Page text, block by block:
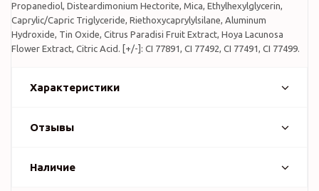
Propanediol, Disteardimonium Hectorite, Mica, Ethylhexylglycerin,
Caprylic/Capric Triglyceride, Riethoxycaprylylsilane, Aluminum
Hydroxide, Tin Oxide, Citrus Paradisi Fruit Extract, Hoya Lacunosa
Flower Extract, Citric Acid. [+/-]: CI 77891, CI 77492, CI 77491, CI 77499.
Характеристики
Отзывы
Наличие